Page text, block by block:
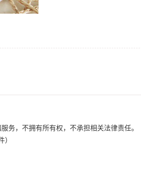
务，不拥有所有权，不承担相关法律责任。